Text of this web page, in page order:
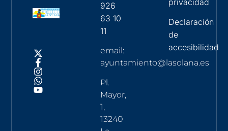
926
63 10
11
email:
ayuntamiento@lasolana.es
Pl.
Mayor,
1,
13240
Declaración
de
accesibilidad